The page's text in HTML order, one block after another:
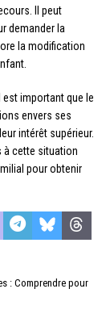
Il peut
demander la
la modification
important que le
envers ses
intérêt supérieur.
à cette situation
pour obtenir
: Comprendre pour